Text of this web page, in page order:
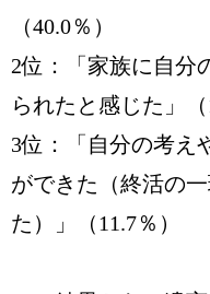
（40.0％）
2位：「家族に自分
られたと感じた」（
3位：「自分の考え
ができた（終活の
た）」（11.7％）